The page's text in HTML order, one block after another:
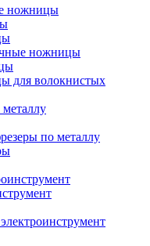
ножницы
ножницы
для волокнистых
по металлу